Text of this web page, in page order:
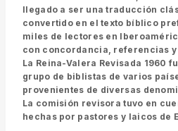
llegado a ser una traducción
convertido en el texto bíblico
miles de lectores en
con concordancia, referencias
La Reina-Valera Revisada 1960
grupo de biblistas de varios
provenientes de diversas
La comisión revisora tuvo en
hechas por pastores y laicos de